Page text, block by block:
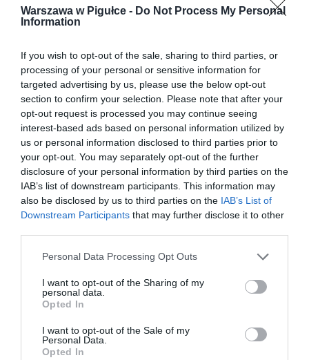
Warszawa w Pigułce - Do Not Process My Personal
Information
If you wish to opt-out of the sale, sharing to third parties, or
processing of your personal or sensitive information for
targeted advertising by us, please use the below opt-out
section to confirm your selection. Please note that after your
opt-out request is processed you may continue seeing
interest-based ads based on personal information utilized by
us or personal information disclosed to third parties prior to
your opt-out. You may separately opt-out of the further
disclosure of your personal information by third parties on the
IAB’s list of downstream participants. This information may
also be disclosed by us to third parties on the IAB’s List of
Downstream Participants that may further disclose it to other
Personal Data Processing Opt Outs
I want to opt-out of the Sharing of my
personal data.
Opted In
I want to opt-out of the Sale of my
Personal Data.
Opted In